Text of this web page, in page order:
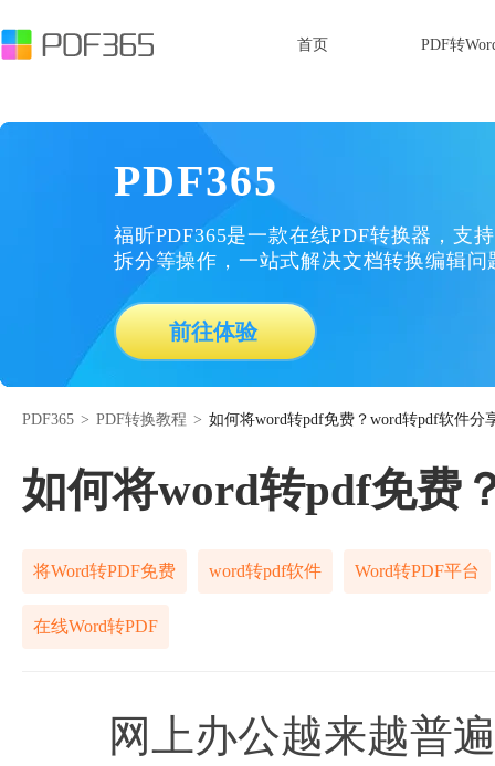
首页 PDF转
PDF365
福昕PDF365是一款在线PDF转换器，支
拆分等操作，一站式解决文档转换编辑问
前往体验
PDF365 > PDF转换教程 > 如何将word转pdf免费？word转pdf软件分
如何将word转pdf免费
将Word转PDF免费 word转pdf软件 Word转PDF平台
在线Word转PDF
网上办公越来越普遍